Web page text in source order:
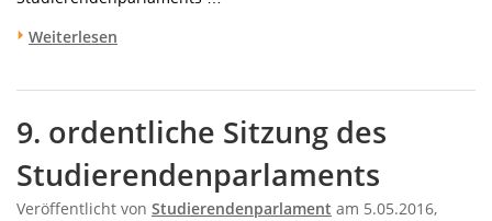
Weiterlesen
9. ordentliche Sitzung des
Studierendenparlaments
Veröffentlicht von Studierendenparlament am 5.05.2016,